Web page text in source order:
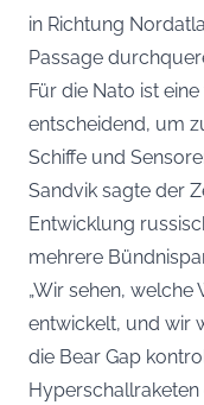
in Richtung
Passage
Für die Nato ist
entscheidend, um
Schiffe und
Sandvik sagte der
Entwicklung
mehrere
„Wir sehen, welche
entwickelt, und wir
die Bear Gap
Hyperschallraketen